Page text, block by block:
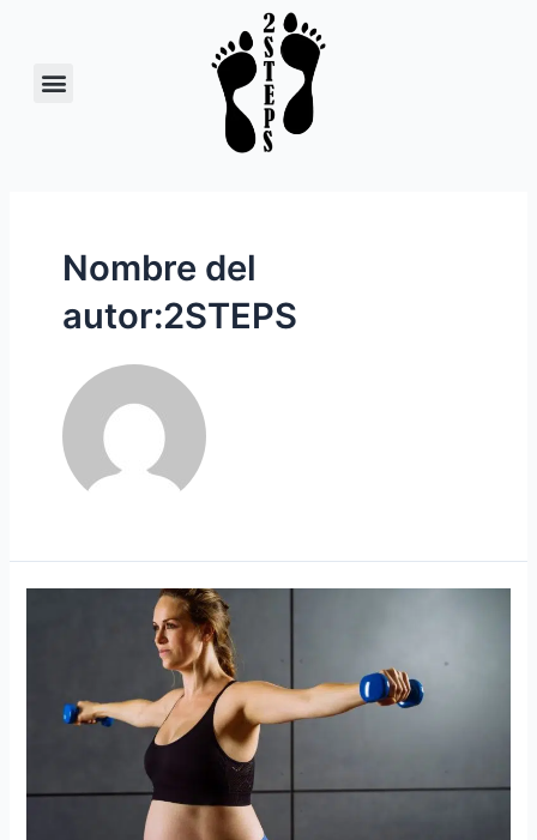
Nombre del
autor:2STEPS